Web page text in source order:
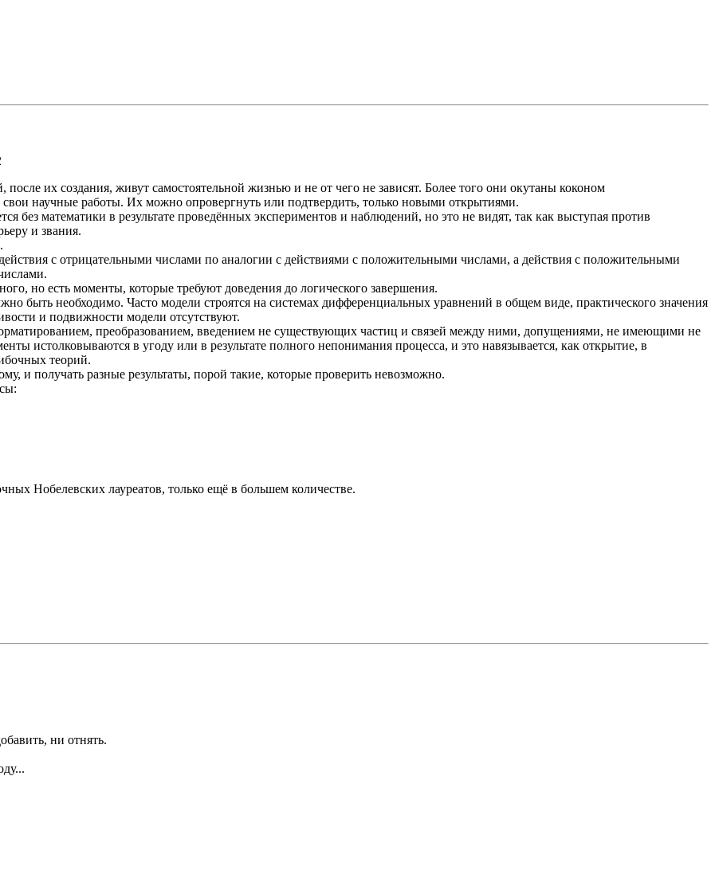
их создания, живут самостоятельной жизнью и не от чего не зависят. Более того они окутаны коконом
свои научные работы. Их можно опровергнуть или подтвердить, только новыми открытиями.
без математики в результате проведённых экспериментов и наблюдений, но это не видят, так как выступая против
и звания.
с отрицательными числами по аналогии с действиями с положительными числами, а действия с положительными
но есть моменты, которые требуют доведения до логического завершения.
быть необходимо. Часто модели строятся на системах дифференциальных уравнений в общем виде, практического значения
и подвижности модели отсутствуют.
преобразованием, введением не существующих частиц и связей между ними, допущениями, не имеющими не
истолковываются в угоду или в результате полного непонимания процесса, и это навязывается, как открытие, в
теорий.
и получать разные результаты, порой такие, которые проверить невозможно.
Нобелевских лауреатов, только ещё в большем количестве.
ни отнять.